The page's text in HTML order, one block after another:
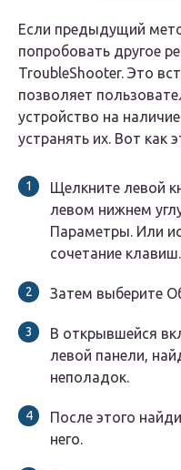
Если предыдущий
попробовать другое
TroubleShooter. Это
позволяет
устройство на
устранять их. Вот как
Щелкните левой
левом нижнем
Параметры. Или
сочетание клавиш.
Затем выберите
В открывшейся
левой панели,
неполадок.
После этого
него.